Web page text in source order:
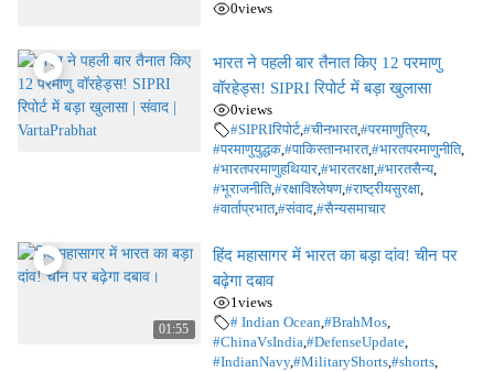
0views
भारत ने पहली बार तैनात किए 12 परमाणु
वॉरहेड्स! SIPRI रिपोर्ट में बड़ा खुलासा
0views
#SIPRIरिपोर्ट,#चीनभारत,#परमाणुत्रिय,
#परमाणुयुद्धक, #पाकिस्तानभारत,#भारतपरमाणुनीति,
#भारतपरमाणुहथियार, #भारतरक्षा, #भारतसैन्य,
#भूराजनीति,#रक्षाविश्लेषण, #राष्ट्रीयसुरक्षा,
#वार्ताप्रभात,#संवाद, #सैन्यसमाचार
01:55
हिंद महासागर में भारत का बड़ा दांव! चीन पर
बढ़ेगा दबाव
1 views
# Indian Ocean #BrahMos,
#ChinaVsIndia #DefenseUpdate,
#IndianNavy,#MilitaryShorts, #shorts,